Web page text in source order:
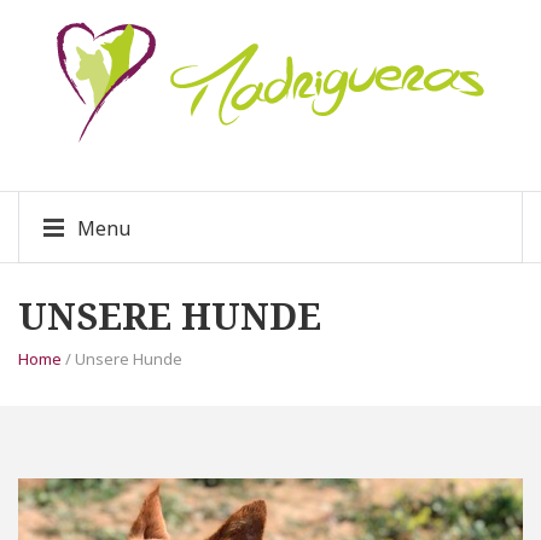
Menu
UNSERE HUNDE
Home / Unsere Hunde